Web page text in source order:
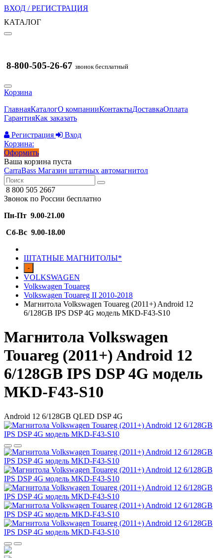
ВХОД / РЕГИСТРАЦИЯ
КАТАЛОГ
8-800-505-26-67 звонок бесплатный
Корзина
ГлавнаяКаталогО компанииКонтактыДоставкаОплата
ГарантияКак заказать
Регистрация
Вход
Корзина:
Оформить
Ваша корзина пуста
CarraBass Магазин штатных автомагнитол
8 800 505 2667
Звонок по России бесплатно
Пн-Пт 9.00-21.00
Сб-Вс 9.00-18.00
ШТАТНЫЕ МАГНИТОЛЫ*
-
VOLKSWAGEN
Volkswagen Touareg
Volkswagen Touareg II 2010-2018
Магнитола Volkswagen Touareg (2011+) Android 12
6/128GB IPS DSP 4G модель MKD-F43-S10
Магнитола Volkswagen
Touareg (2011+) Android 12
6/128GB IPS DSP 4G модель
MKD-F43-S10
Android 12 6/128GB QLED DSP 4G